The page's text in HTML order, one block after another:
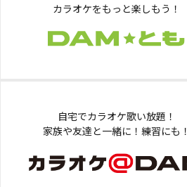
カラオケをもっと楽しもう！
自宅でカラオケ歌い放題！
家族や友達と一緒に！練習にも！